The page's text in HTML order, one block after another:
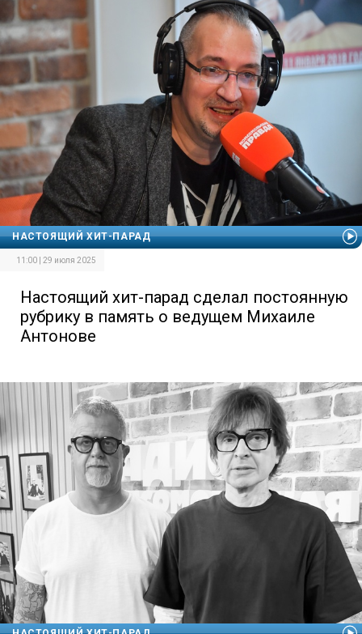
НАСТОЯЩИЙ ХИТ-ПАРАД
11:00 | 29 июля 2025
Настоящий хит-парад сделал постоянную
рубрику в память о ведущем Михаиле
Антонове